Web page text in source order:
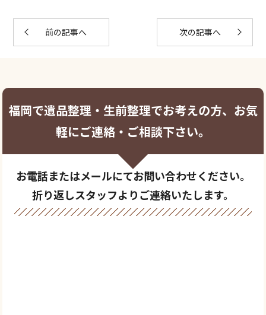
前の記事へ 次の記事へ
福岡で遺品整理・生前整理でお考えの方、お気
軽にご連絡・ご相談下さい。
お電話またはメールにてお問い合わせください。
折り返しスタッフよりご連絡いたします。